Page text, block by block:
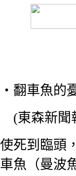
翻車魚的
(東森新聞
到臨頭，
魚（曼波